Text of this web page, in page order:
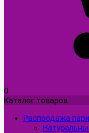
0
Каталог товаров
Распродажа